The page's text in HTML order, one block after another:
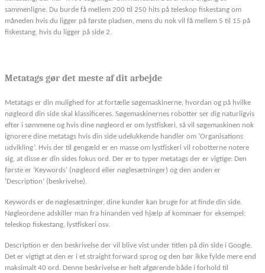
sammenligne. Du burde få mellem 200 til 250 hits på teleskop fiskestang om
måneden hvis du ligger på første pladsen, mens du nok vil få mellem 5 til 15 på
fiskestang, hvis du ligger på side 2.
Metatags gør det meste af dit arbejde
Metatags er din mulighed for at fortælle søgemaskinerne, hvordan og på hvilke
nøgleord din side skal klassificeres. Søgemaskinernes robotter ser dig naturligvis
efter i sømmene og hvis dine nøgleord er om lystfiskeri, så vil søgemaskinen nok
ignorere dine metatags hvis din side udelukkende handler om ’Organisations
udvikling’. Hvis der til gengæld er en masse om lystfiskeri vil robotterne notere
sig, at disse er din sides fokus ord. Der er to typer metatags der er vigtige: Den
første er ’Keywords’ (nøgleord eller nøglesætninger) og den anden er
’Description’ (beskrivelse).
Keywords er de nøglesætninger, dine kunder kan bruge for at finde din side.
Nøgleordene adskiller man fra hinanden ved hjælp af kommaer for eksempel:
teleskop fiskestang, lystfiskeri osv.
Description er den beskrivelse der vil blive vist under titlen på din side i Google.
Det er vigtigt at den er i et straight forward sprog og den bør ikke fylde mere end
maksimalt 40 ord. Denne beskrivelse er helt afgørende både i forhold til